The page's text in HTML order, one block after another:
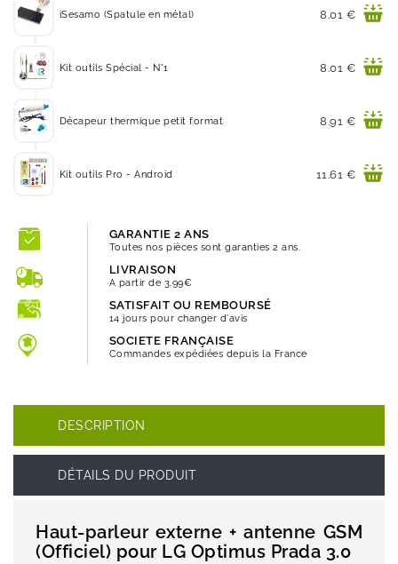
iSesamo (Spatule en métal) Prix
8.01 €
Kit outils Spécial - N°1 Prix
8.01 €
Décapeur thermique petit format Prix
8.91 €
Kit outils Pro - Android Prix
11.61 €
GARANTIE 2 ANS
Toutes nos pièces sont garanties 2 ans.
LIVRAISON
A partir de 3.99€
SATISFAIT OU REMBOURSÉ
14 jours pour changer d'avis
SOCIETE FRANÇAISE
Commandes expédiées depuis la France
DESCRIPTION
DÉTAILS DU PRODUIT
Haut-parleur externe + antenne GSM
(Officiel) pour LG Optimus Prada 3.0